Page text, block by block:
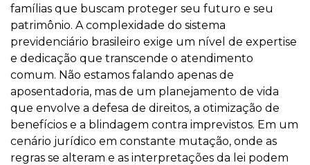
famílias que buscam proteger seu futuro e seu
patrimônio. A complexidade do sistema
previdenciário brasileiro exige um nível de expertise
e dedicação que transcende o atendimento
comum. Não estamos falando apenas de
aposentadoria, mas de um planejamento de vida
que envolve a defesa de direitos, a otimização de
benefícios e a blindagem contra imprevistos. Em um
cenário jurídico em constante mutação, onde as
regras se alteram e as interpretações da lei podem